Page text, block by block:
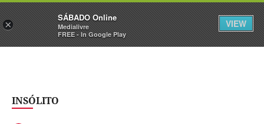
Sábado Assine Iniciar Sessão
INSÓLITO
×
SÁBADO Online
Medialivre
FREE - In Google Play
VIEW